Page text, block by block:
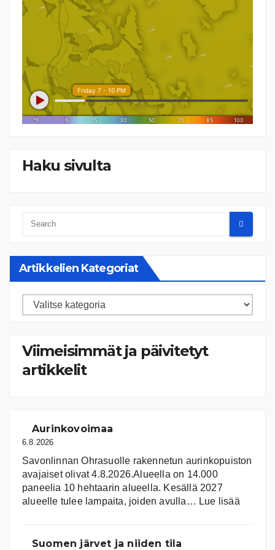
Haku sivulta
Artikkelien Kategoriat
Artikkelien
Viimeisimmät ja päivitetyt
artikkelit
Aurinkovoimaa
6.8.2026
Savonlinnan Ohrasuolle rakennetun aurinkopuiston
avajaiset olivat 4.8.2026.Alueella on 14.000
paneelia 10 hehtaarin alueella. Kesällä 2027
alueelle tulee lampaita, joiden avulla… Lue lisää:
Suomen järvet ja niiden tila